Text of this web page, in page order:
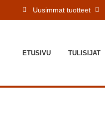
Uusimmat tuotteet
ETUSIVU TULISIJAT